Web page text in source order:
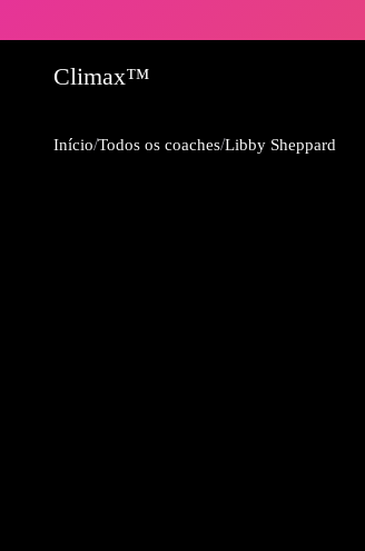
Climax™
Início/Todos os coaches/Libby Sheppard